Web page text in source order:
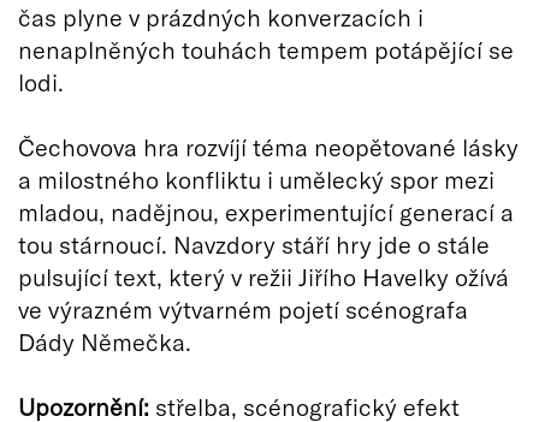
čas plyne v prázdných konverzacích i
nenaplněných touhách tempem potápějící se
lodi.
Čechovova hra rozvíjí téma neopětované lásky
a milostného konfliktu i umělecký spor mezi
mladou, nadějnou, experimentující generací a
tou stárnoucí. Navzdory stáří hry jde o stále
pulsující text, který v režii Jiřího Havelky ožívá
ve výrazném výtvarném pojetí scénografa
Dády Němečka.
Upozornění: střelba, scénografický efekt